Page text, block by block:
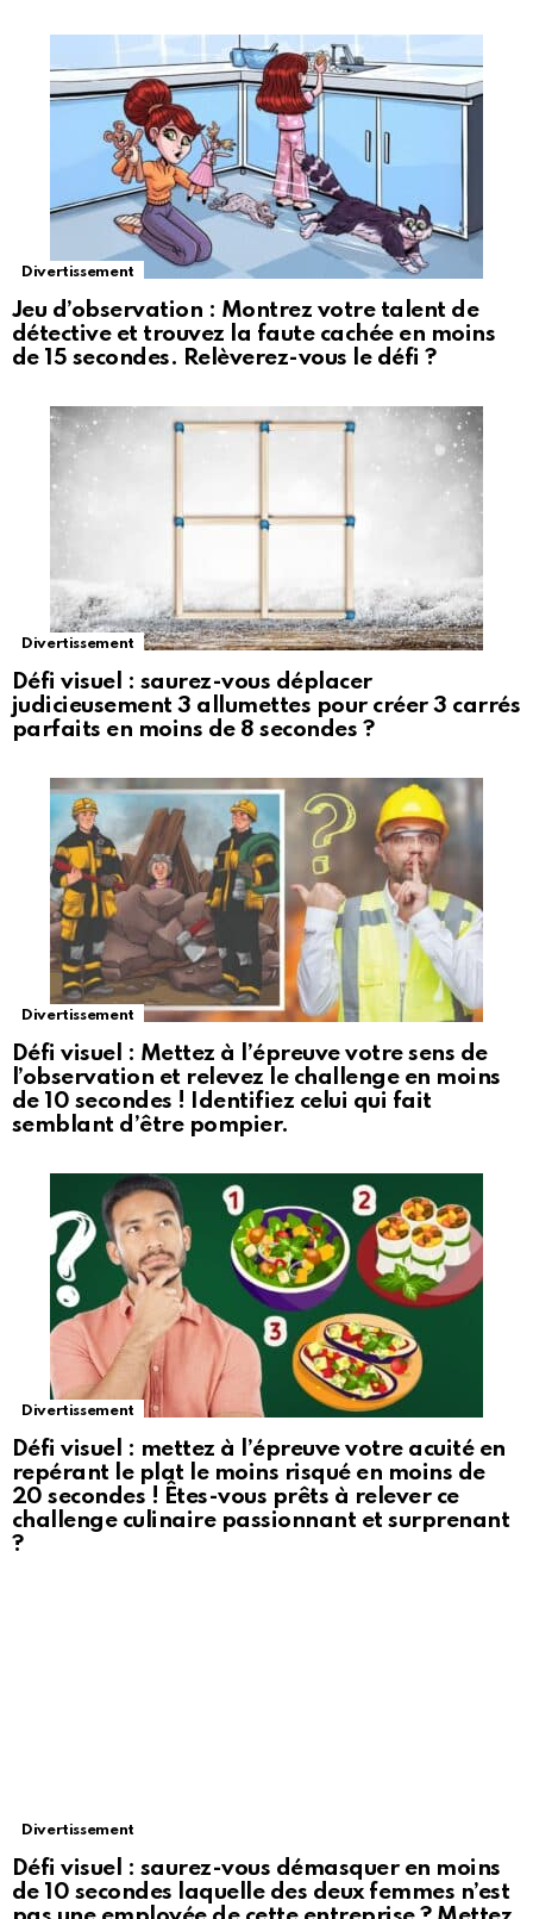
Divertissement
Jeu d’observation : Montrez votre talent de
détective et trouvez la faute cachée en moins
de 15 secondes. Relèverez-vous le défi ?
Divertissement
Défi visuel : saurez-vous déplacer
judicieusement 3 allumettes pour créer 3 carrés
parfaits en moins de 8 secondes ?
Divertissement
Défi visuel : Mettez à l’épreuve votre sens de
l’observation et relevez le challenge en moins
de 10 secondes ! Identifiez celui qui fait
semblant d’être pompier.
Divertissement
Défi visuel : mettez à l’épreuve votre acuité en
repérant le plat le moins risqué en moins de
20 secondes ! Êtes-vous prêts à relever ce
challenge culinaire passionnant et surprenant
?
Divertissement
Défi visuel : saurez-vous démasquer en moins
de 10 secondes laquelle des deux femmes n’est